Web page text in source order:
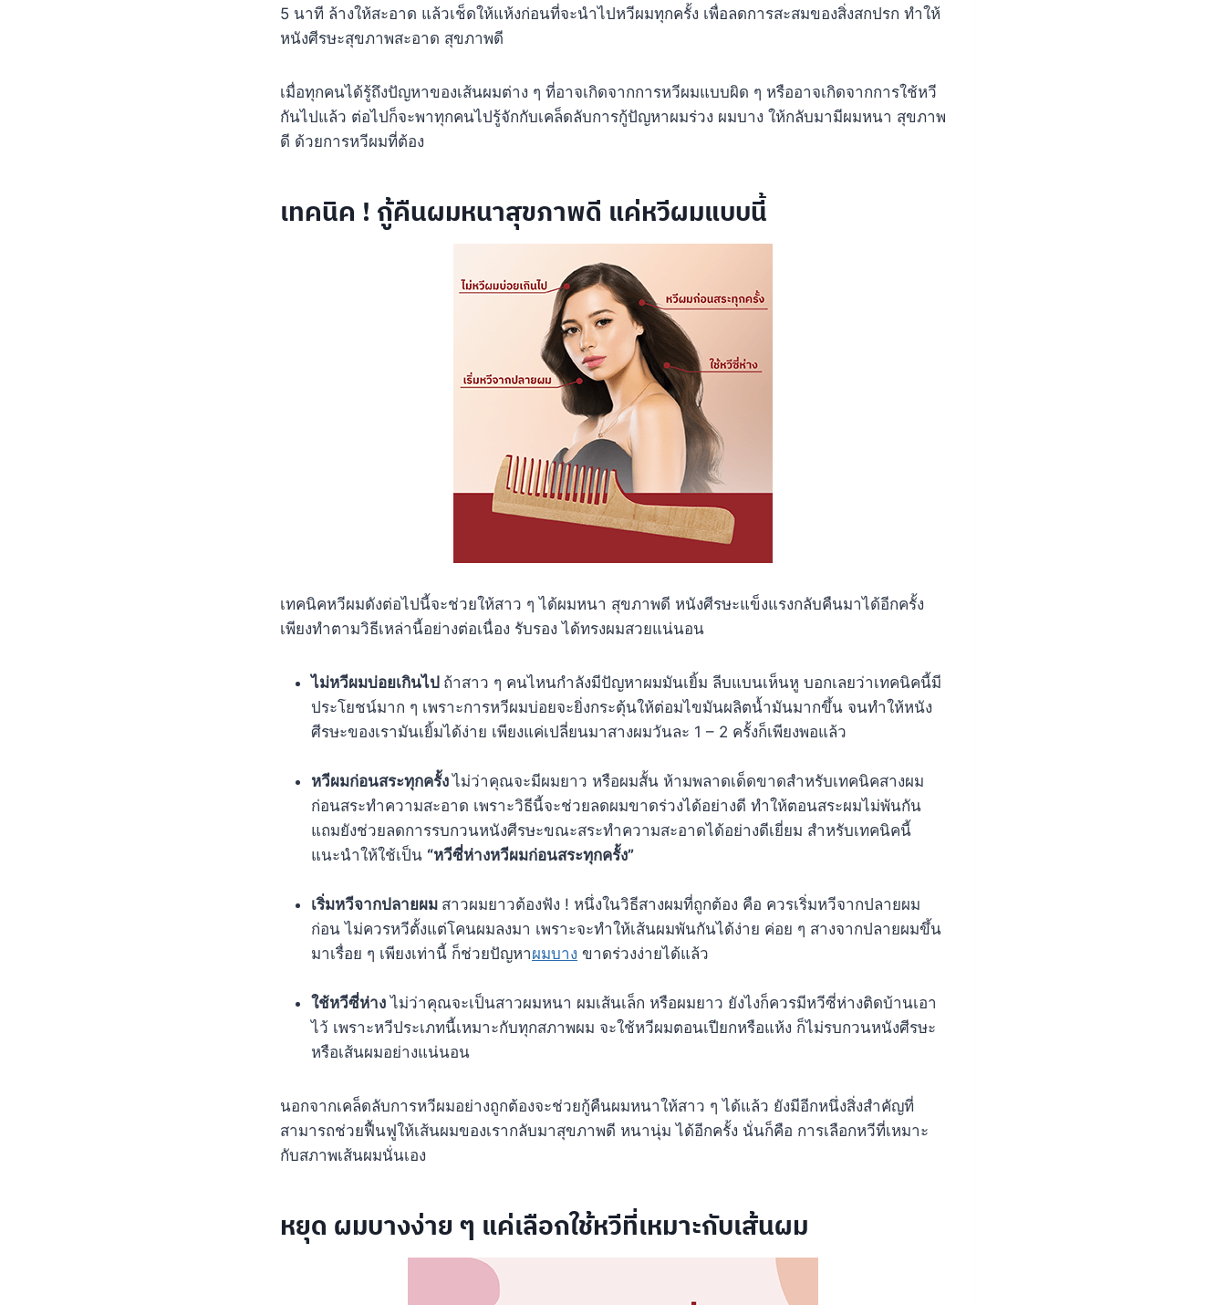
5 นาที ล้างให้สะอาด แล้วเช็ดให้แห้งก่อนที่จะนำไปหวีผมทุกครั้ง เพื่อลดการสะสมของสิ่งสกปรก ทำให้
หนังศีรษะสุขภาพสะอาด สุขภาพดี
เมื่อทุกคนได้รู้ถึงปัญหาของเส้นผมต่าง ๆ ที่อาจเกิดจากการหวีผมแบบผิด ๆ หรืออาจเกิดจากการใช้หวี
กันไปแล้ว ต่อไปก็จะพาทุกคนไปรู้จักกับเคล็ดลับการกู้ปัญหาผมร่วง ผมบาง ให้กลับมามีผมหนา สุขภาพ
ดี ด้วยการหวีผมที่ต้อง
เทคนิค ! กู้คืนผมหนาสุขภาพดี แค่หวีผมแบบนี้
เทคนิคหวีผมดังต่อไปนี้จะช่วยให้สาว ๆ ได้ผมหนา สุขภาพดี หนังศีรษะแข็งแรงกลับคืนมาได้อีกครั้ง
เพียงทำตามวิธีเหล่านี้อย่างต่อเนื่อง รับรอง ได้ทรงผมสวยแน่นอน
ไม่หวีผมบ่อยเกินไป ถ้าสาว ๆ คนไหนกำลังมีปัญหาผมมันเยิ้ม ลีบแบนเห็นหู บอกเลยว่าเทคนิคนี้มี
ประโยชน์มาก ๆ เพราะการหวีผมบ่อยจะยิ่งกระตุ้นให้ต่อมไขมันผลิตน้ำมันมากขึ้น จนทำให้หนัง
ศีรษะของเรามันเยิ้มได้ง่าย เพียงแค่เปลี่ยนมาสางผมวันละ 1 – 2 ครั้งก็เพียงพอแล้ว
หวีผมก่อนสระทุกครั้งไม่ว่าคุณจะมีผมยาว หรือผมสั้น ห้ามพลาดเด็ดขาดสำหรับเทคนิคสางผม
ก่อนสระทำความสะอาด เพราะวิธีนี้จะช่วยลดผมขาดร่วงได้อย่างดี ทำให้ตอนสระผมไม่พันกัน
แถมยังช่วยลดการรบกวนหนังศีรษะขณะสระทำความสะอาดได้อย่างดีเยี่ยม สำหรับเทคนิคนี้
แนะนำให้ใช้เป็น “หวีซี่ห่างหวีผมก่อนสระทุกครั้ง”
เริ่มหวีจากปลายผม สาวผมยาวต้องฟัง ! หนึ่งในวิธีสางผมที่ถูกต้อง คือ ควรเริ่มหวีจากปลายผม
ก่อน ไม่ควรหวีตั้งแต่โคนผมลงมา เพราะจะทำให้เส้นผมพันกันได้ง่าย ค่อย ๆ สางจากปลายผมขึ้น
มาเรื่อย ๆ เพียงเท่านี้ ก็ช่วยปัญหาผมบาง ขาดร่วงง่ายได้แล้ว
ใช้หวีซี่ห่าง ไม่ว่าคุณจะเป็นสาวผมหนา ผมเส้นเล็ก หรือผมยาว ยังไงก็ควรมีหวีซี่ห่างติดบ้านเอา
ไว้ เพราะหวีประเภทนี้เหมาะกับทุกสภาพผม จะใช้หวีผมตอนเปียกหรือแห้ง ก็ไม่รบกวนหนังศีรษะ
หรือเส้นผมอย่างแน่นอน
นอกจากเคล็ดลับการหวีผมอย่างถูกต้องจะช่วยกู้คืนผมหนาให้สาว ๆ ได้แล้ว ยังมีอีกหนึ่งสิ่งสำคัญที่
สามารถช่วยฟื้นฟูให้เส้นผมของเรากลับมาสุขภาพดี หนานุ่ม ได้อีกครั้ง นั่นก็คือ การเลือกหวีที่เหมาะ
กับสภาพเส้นผมนั่นเอง
หยุด ผมบางง่าย ๆ แค่เลือกใช้หวีที่เหมาะกับเส้นผม